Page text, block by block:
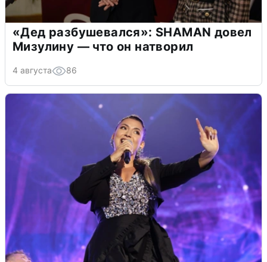
«Дед разбушевался»: SHAMAN довел
Мизулину — что он натворил
4 августа 86